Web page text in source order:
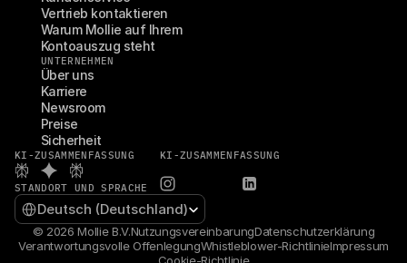
Vertrieb kontaktieren
Warum Mollie auf Ihrem
Kontoauszug steht
UNTERNEHMEN
Über uns
Karriere
Newsroom
Preise
Sicherheit
KI-ZUSAMMENFASSUNG KI-ZUSAMMENFASSUNG
STANDORT UND SPRACHE
Select Language
Deutsch (Deutschland)
© 2026 Mollie B.V.NutzungsvereinbarungDatenschutzerklärung
Verantwortungsvolle OffenlegungWhistleblower-RichtlinieImpressum